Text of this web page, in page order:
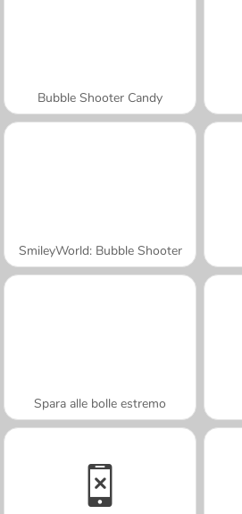
Bubble Shooter Candy
SmileyWorld: Bubble Shooter
Spara alle bolle estremo